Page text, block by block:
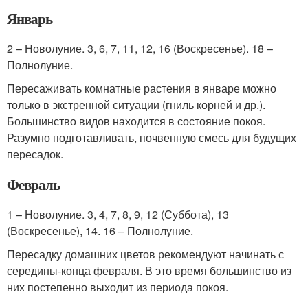
Январь
2 – Новолуние. 3, 6, 7, 11, 12, 16 (Воскресенье). 18 –
Полнолуние.
Пересаживать комнатные растения в январе можно
только в экстренной ситуации (гниль корней и др.).
Большинство видов находится в состояние покоя.
Разумно подготавливать, почвенную смесь для будущих
пересадок.
Февраль
1 – Новолуние. 3, 4, 7, 8, 9, 12 (Суббота), 13
(Воскресенье), 14. 16 – Полнолуние.
Пересадку домашних цветов рекомендуют начинать с
середины-конца февраля. В это время большинство из
них постепенно выходит из периода покоя.